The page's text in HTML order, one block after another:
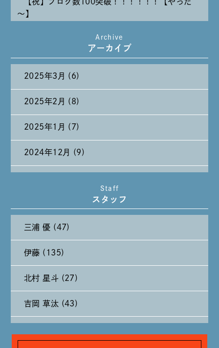
～】
たまには純喫茶なんて～～～
Archive
アーカイブ
2025年3月 (6)
2025年2月 (8)
2025年1月 (7)
2024年12月 (9)
2024年9月 (11)
2024年8月 (11)
2024年7月 (11)
2024年6月 (12)
Staff
スタッフ
三浦 優 (47)
伊藤 (135)
北村 星斗 (27)
吉岡 草汰 (43)